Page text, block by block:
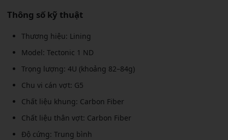
Thông số kỹ thuật
Thương hiệu: Lining
Model: Tectonic 1 ND
Trọng lượng: 4U (khoảng 82–84g)
Chu vi cán vợt: G5
Chất liệu khung: Carbon Fiber
Chất liệu thân vợt: Carbon Fiber
Độ cứng: Trung bình